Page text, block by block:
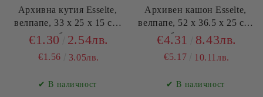
Архивна кутия Esselte,
велпапе, 33 х 25 х 15 см,
бяла
€1.30 2.54лв.
€1.56 3.05лв.
✔ В наличност
Архивен кашон Esselte,
велпапе, 52 х 36.5 х 25 см,
бял, с капак
€4.31 8.43лв.
€5.17 10.11лв.
✔ В наличност